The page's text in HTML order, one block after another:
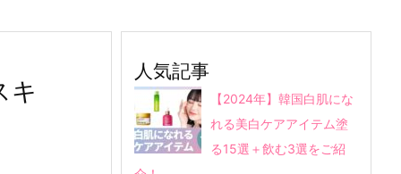
キ
人気記事
【2024年】韓国白肌にな
れる美白ケアアイテム塗
る15選＋飲む3選をご紹